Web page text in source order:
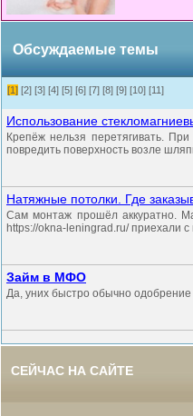
Обсуждаемые темы
[1] [2] [3] [4] [5] [6] [7] [8] [9] [10] [11]
Использование
Крепёж нельзя перетягивать.
повредить поверхность возле
Натяжные потолки. Где
Сам монтаж прошёл аккуратно.
https://okna-leningrad.ru/ приехали
Займ в МФО
Да, уних быстро обычно одобрение
СЕЙЧАС НА САЙТЕ